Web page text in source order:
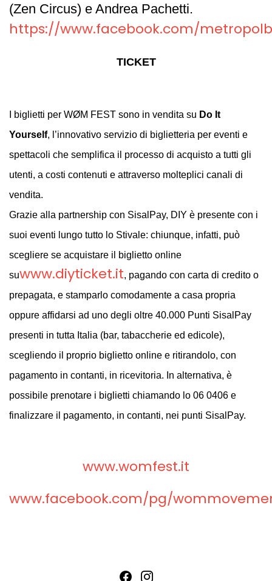
(Zen Circus) e Andrea Pachetti.
https://www.facebook.com/
TICKET
I biglietti per WØM FEST sono in vendita su Do It
Yourself, l’innovativo servizio di biglietteria per eventi e
spettacoli che semplifica il processo di acquisto a tutti gli
utenti, a costi contenuti e attraverso molteplici canali di
vendita.
Grazie alla partnership con SisalPay, DIY è presente con i
suoi eventi lungo tutto lo Stivale: chiunque, infatti, può
scegliere se acquistare il biglietto online
suwww.diyticket.it, pagando con carta di credito o
prepagata, e stamparlo comodamente a casa propria
oppure affidarsi ad uno degli oltre 40.000 Punti SisalPay
presenti in tutta Italia (bar, tabaccherie ed edicole),
scegliendo il proprio biglietto online e ritirandolo, con
pagamento in contanti, in ricevitoria. In alternativa, è
possibile prenotare i biglietti chiamando lo 06 0406 e
finalizzare il pagamento, in contanti, nei punti SisalPay.
www.womfest.it
www.facebook.com/pg/